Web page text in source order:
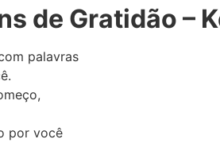
de Gratidão –
palavras
por você